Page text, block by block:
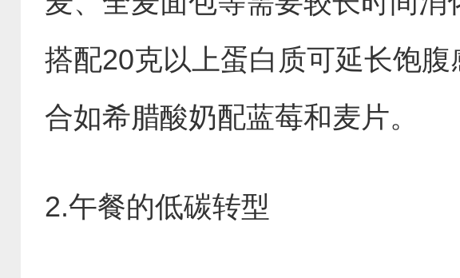
搭配20克以上蛋白质可延长饱腹
合如希腊酸奶配蓝莓和麦片。
2.午餐的低碳转型